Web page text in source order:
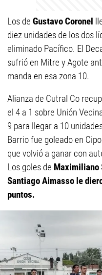
Los de Gustavo Coronel
diez unidades de los dos
eliminado Pacífico. El
sufrió en Mitre y Agote
manda en esa zona 10.
Alianza de Cutral Co
el 4 a 1 sobre Unión
9 para llegar a 10
Barrio fue goleado en
que volvió a ganar con
Los goles de Maximiliano
Santiago Aimasso le
puntos.